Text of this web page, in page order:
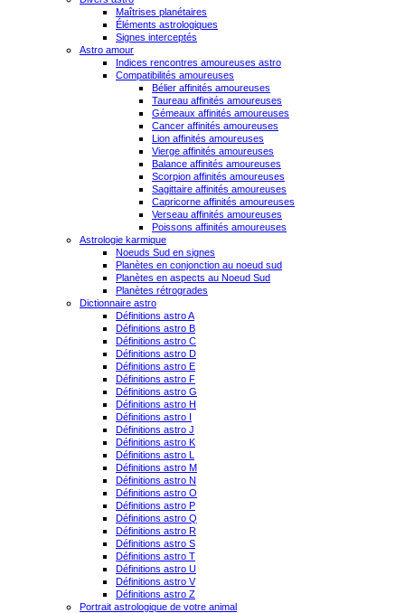
Maîtrises planétaires
Éléments astrologiques
Signes interceptés
Astro amour
Indices rencontres amoureuses astro
Compatibilités amoureuses
Bélier affinités amoureuses
Taureau affinités amoureuses
Gémeaux affinités amoureuses
Cancer affinités amoureuses
Lion affinités amoureuses
Vierge affinités amoureuses
Balance affinités amoureuses
Scorpion affinités amoureuses
Sagittaire affinités amoureuses
Capricorne affinités amoureuses
Verseau affinités amoureuses
Poissons affinités amoureuses
Astrologie karmique
Noeuds Sud en signes
Planètes en conjonction au noeud sud
Planètes en aspects au Noeud Sud
Planètes rétrogrades
Dictionnaire astro
Définitions astro A
Définitions astro B
Définitions astro C
Définitions astro D
Définitions astro E
Définitions astro F
Définitions astro G
Définitions astro H
Définitions astro I
Définitions astro J
Définitions astro K
Définitions astro L
Définitions astro M
Définitions astro N
Définitions astro O
Définitions astro P
Définitions astro Q
Définitions astro R
Définitions astro S
Définitions astro T
Définitions astro U
Définitions astro V
Définitions astro Z
Portrait astrologique de votre animal